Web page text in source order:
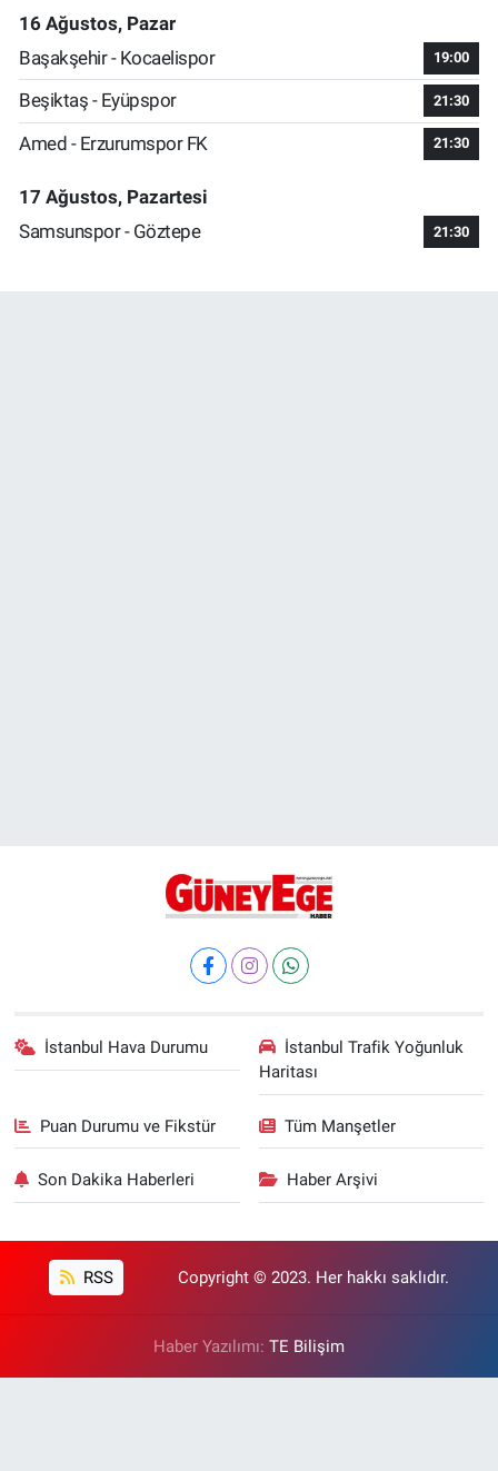
16 Ağustos, Pazar
Başakşehir - Kocaelispor
19:00
Beşiktaş - Eyüpspor 21:30
Amed - Erzurumspor FK 21:30
17 Ağustos, Pazartesi
Samsunspor - Göztepe
21:30
İstanbul Hava Durumu
İstanbul Trafik Yoğunluk
Haritası
Puan Durumu ve Fikstür Tüm Manşetler
Son Dakika Haberleri Haber Arşivi
RSS Copyright © 2023. Her hakkı saklıdır.
Haber Yazılımı: TE Bilişim